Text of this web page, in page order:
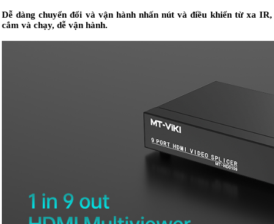
Dễ dàng chuyển đổi và vận hành nhấn nút và điều khiển từ xa IR,
cắm và chạy, dễ vận hành.